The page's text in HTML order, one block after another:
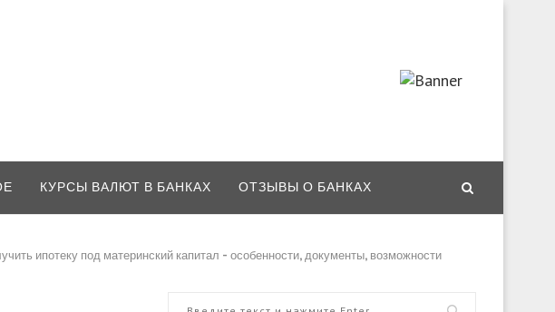
КУРСЫ ВАЛЮТ В БАНКАХ ОТЗЫВЫ О БАНКАХ
ипотеку под материнский капитал – особенности, документы, возможности